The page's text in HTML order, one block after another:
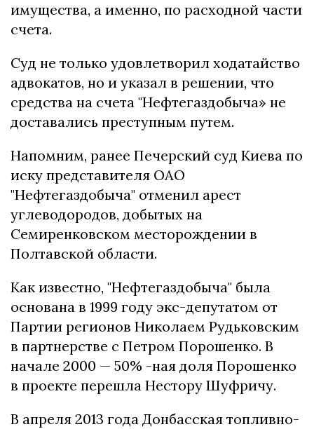
имущества, а именно, по расходной части
счета.
Суд не только удовлетворил ходатайство
адвокатов, но и указал в решении, что
средства на счета "Нефтегаздобыча» не
доставались преступным путем.
Напомним, ранее Печерский суд Киева по
иску представителя ОАО
"Нефтегаздобыча" отменил арест
углеводородов, добытых на
Семиренковском месторождении в
Полтавской области.
Как известно, "Нефтегаздобыча" была
основана в 1999 году экс-депутатом от
Партии регионов Николаем Рудьковским
в партнерстве с Петром Порошенко. В
начале 2000 — 50% -ная доля Порошенко
в проекте перешла Нестору Шуфричу.
В апреля 2013 года Донбасская топливно-